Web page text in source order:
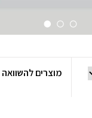
מוצרים להשוואה